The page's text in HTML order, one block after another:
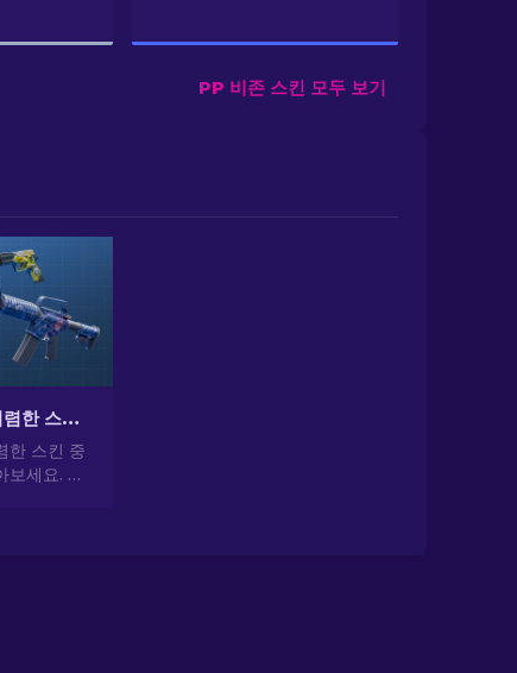
PP 비존 스킨 모두 보기
CS2에서 가장 저렴한 스킨 [2026]
한 스킨 중
보세요. 전